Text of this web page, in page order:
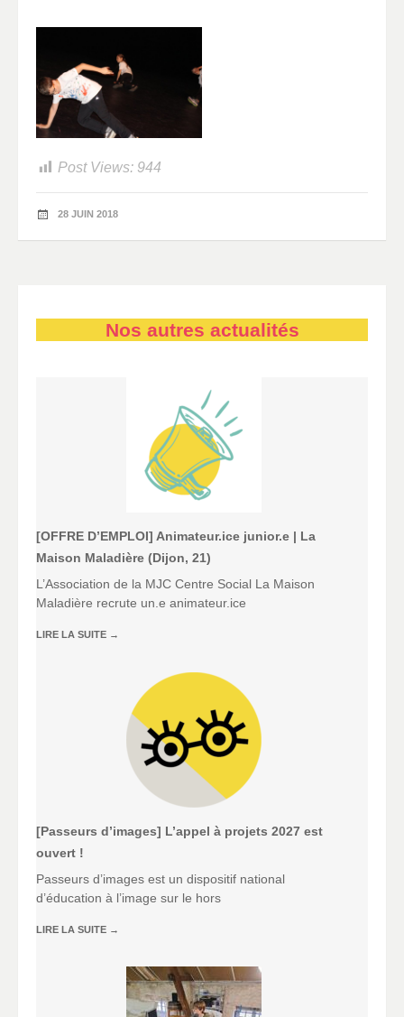
Post Views: 944
28 JUIN 2018
Nos autres actualités
[OFFRE D’EMPLOI] Animateur.ice junior.e | La
Maison Maladière (Dijon, 21)
L’Association de la MJC Centre Social La Maison
Maladière recrute un.e animateur.ice
LIRE LA SUITE →
[Passeurs d’images] L’appel à projets 2027 est
ouvert !
Passeurs d’images est un dispositif national
d’éducation à l’image sur le hors
LIRE LA SUITE →